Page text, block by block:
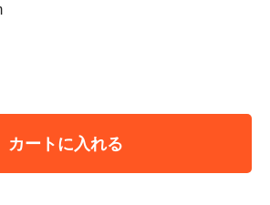
カートに入れる